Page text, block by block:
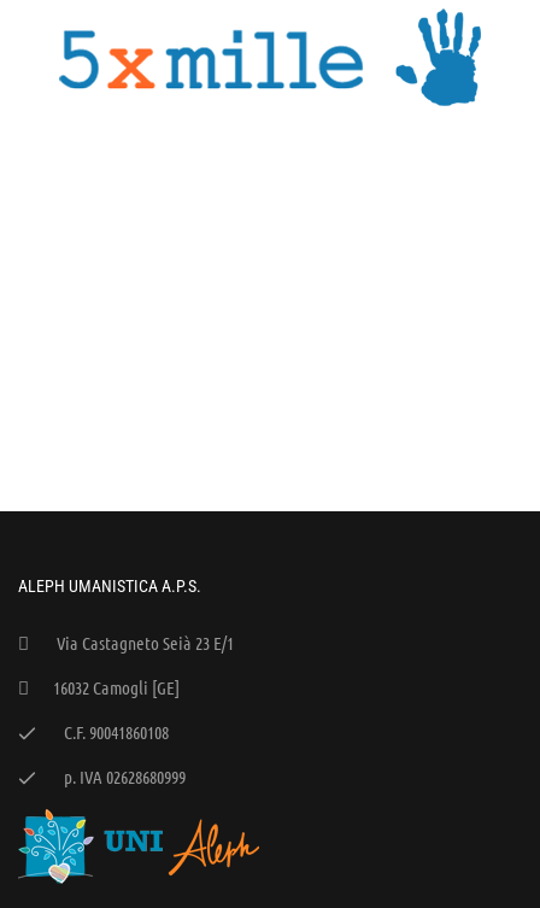
ALEPH UMANISTICA A.P.S.
Via Castagneto Seià 23 E/1
16032 Camogli [GE]
C.F. 90041860108
p. IVA 02628680999